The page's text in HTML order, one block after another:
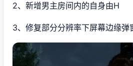
2、新增男主房间内的自身由H
3、修复部分分辨率下屏幕边缘弹